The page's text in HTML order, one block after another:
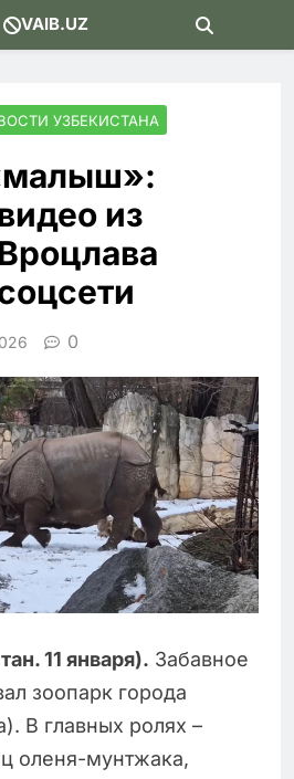
VAIB.UZ
УЗБЕКИСТАНА
из
0
11 января). Забавное
зоопарк города
В главных ролях –
оленя-мунтжака,